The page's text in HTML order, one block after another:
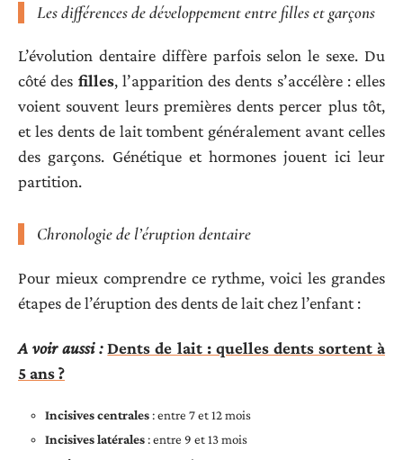
Les différences de développement entre filles et garçons
L’évolution dentaire diffère parfois selon le sexe. Du
côté des filles, l’apparition des dents s’accélère : elles
voient souvent leurs premières dents percer plus tôt,
et les dents de lait tombent généralement avant celles
des garçons. Génétique et hormones jouent ici leur
partition.
Chronologie de l’éruption dentaire
Pour mieux comprendre ce rythme, voici les grandes
étapes de l’éruption des dents de lait chez l’enfant :
A voir aussi : Dents de lait : quelles dents sortent à
5 ans ?
Incisives centrales: entre 7 et 12 mois
Incisives latérales: entre 9 et 13 mois